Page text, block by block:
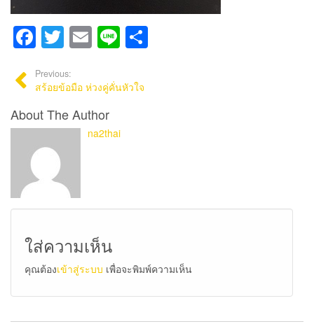
Facebook
Twitter
Email
Line
Previous:
สร้อยข้อมือ ห่วงคู่คั่นหัวใจ
About The Author
na2thai
ใส่ความเห็น
คุณต้องเข้าสู่ระบบ เพื่อจะพิมพ์ความเห็น